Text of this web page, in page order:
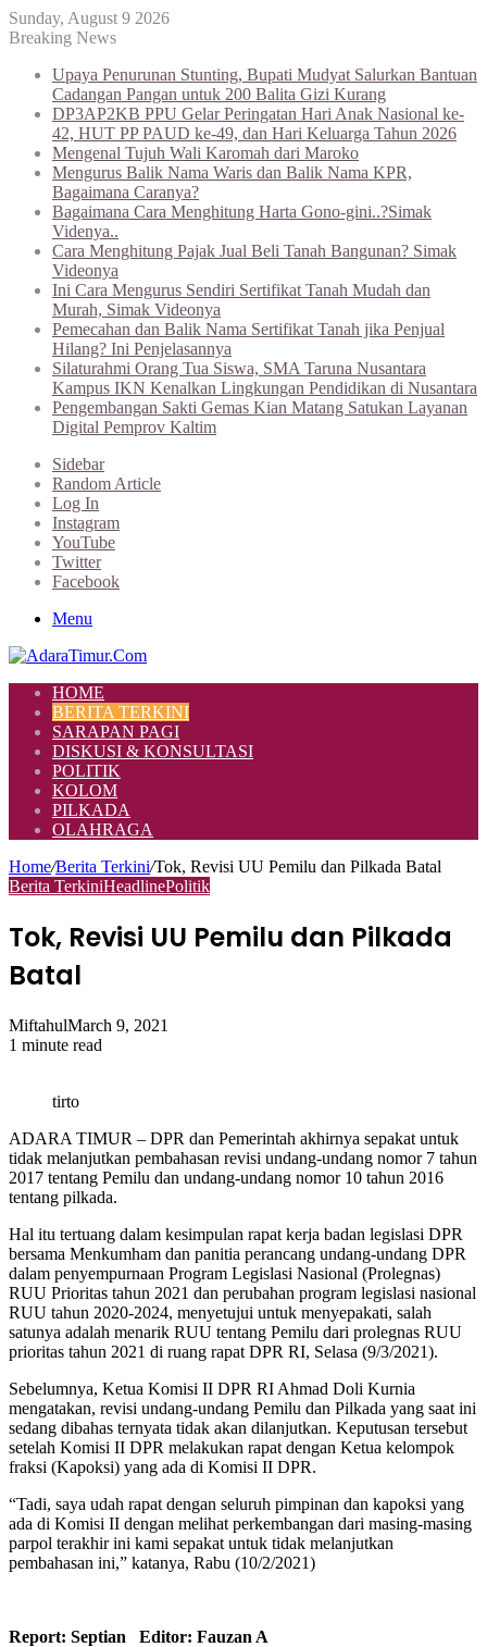
Sunday, August 9 2026
Breaking News
Upaya Penurunan Stunting, Bupati Mudyat Salurkan Bantuan
Cadangan Pangan untuk 200 Balita Gizi Kurang
DP3AP2KB PPU Gelar Peringatan Hari Anak Nasional ke-
42, HUT PP PAUD ke-49, dan Hari Keluarga Tahun 2026
Mengenal Tujuh Wali Karomah dari Maroko
Mengurus Balik Nama Waris dan Balik Nama KPR,
Bagaimana Caranya?
Bagaimana Cara Menghitung Harta Gono-gini..?Simak
Videnya..
Cara Menghitung Pajak Jual Beli Tanah Bangunan? Simak
Videonya
Ini Cara Mengurus Sendiri Sertifikat Tanah Mudah dan
Murah, Simak Videonya
Pemecahan dan Balik Nama Sertifikat Tanah jika Penjual
Hilang? Ini Penjelasannya
Silaturahmi Orang Tua Siswa, SMA Taruna Nusantara
Kampus IKN Kenalkan Lingkungan Pendidikan di Nusantara
Pengembangan Sakti Gemas Kian Matang Satukan Layanan
Digital Pemprov Kaltim
Sidebar
Random Article
Log In
Instagram
YouTube
Twitter
Facebook
Menu
HOME
BERITA TERKINI
SARAPAN PAGI
DISKUSI & KONSULTASI
POLITIK
KOLOM
PILKADA
OLAHRAGA
Home/Berita Terkini/Tok, Revisi UU Pemilu dan Pilkada Batal
Berita TerkiniHeadlinePolitik
Tok, Revisi UU Pemilu dan Pilkada
Batal
MiftahulMarch 9, 2021
1 minute read
tirto
ADARA TIMUR – DPR dan Pemerintah akhirnya sepakat untuk
tidak melanjutkan pembahasan revisi undang-undang nomor 7 tahun
2017 tentang Pemilu dan undang-undang nomor 10 tahun 2016
tentang pilkada.
Hal itu tertuang dalam kesimpulan rapat kerja badan legislasi DPR
bersama Menkumham dan panitia perancang undang-undang DPR
dalam penyempurnaan Program Legislasi Nasional (Prolegnas)
RUU Prioritas tahun 2021 dan perubahan program legislasi nasional
RUU tahun 2020-2024, menyetujui untuk menyepakati, salah
satunya adalah menarik RUU tentang Pemilu dari prolegnas RUU
prioritas tahun 2021 di ruang rapat DPR RI, Selasa (9/3/2021).
Sebelumnya, Ketua Komisi II DPR RI Ahmad Doli Kurnia
mengatakan, revisi undang-undang Pemilu dan Pilkada yang saat ini
sedang dibahas ternyata tidak akan dilanjutkan. Keputusan tersebut
setelah Komisi II DPR melakukan rapat dengan Ketua kelompok
fraksi (Kapoksi) yang ada di Komisi II DPR.
“Tadi, saya udah rapat dengan seluruh pimpinan dan kapoksi yang
ada di Komisi II dengan melihat perkembangan dari masing-masing
parpol terakhir ini kami sepakat untuk tidak melanjutkan
pembahasan ini,” katanya, Rabu (10/2/2021)
Report: Septian Editor: Fauzan A